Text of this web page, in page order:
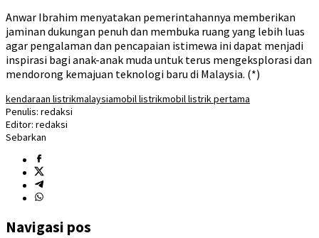
Anwar Ibrahim menyatakan pemerintahannya memberikan
jaminan dukungan penuh dan membuka ruang yang lebih luas
agar pengalaman dan pencapaian istimewa ini dapat menjadi
inspirasi bagi anak-anak muda untuk terus mengeksplorasi dan
mendorong kemajuan teknologi baru di Malaysia. (*)
kendaraan listrikmalaysiamobil listrikmobil listrik pertama
Penulis: redaksi
Editor: redaksi
Sebarkan
Navigasi pos